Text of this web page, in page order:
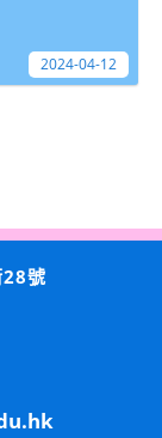
2024-04-12
28號